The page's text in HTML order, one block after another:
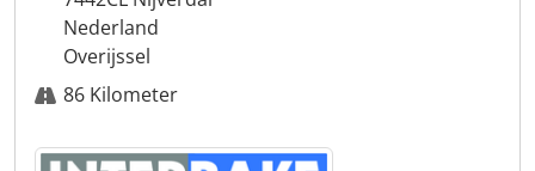
Nederland
Overijssel
86 Kilometer